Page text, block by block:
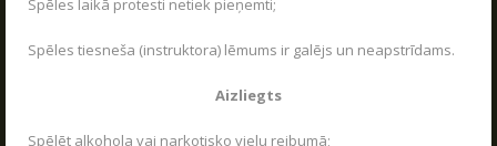
Spēles laikā protesti netiek pieņemti;
Spēles tiesneša (instruktora) lēmums ir galējs un neapstrīdams.
Aizliegts
Spēlēt alkohola vai narkotisko vielu reibumā;